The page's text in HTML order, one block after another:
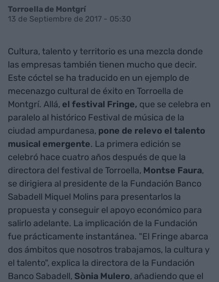
Torroella de Montgrí
13 de Septiembre de 2017 - 05:30
Cultura, talento y territorio es una mezcla donde
las empresas también tienen mucho que decir.
Este cóctel se ha traducido en un ejemplo de
mecenazgo cultural de éxito en Torroella de
Montgrí. Allá, el festival Fringe, que se celebra en
paralelo al histórico Festival de música de la
ciudad ampurdanesa, pone de relevo el talento
musical emergente. La primera edición se
celebró hace cuatro años después de que la
directora del festival de Torroella, Montse Faura,
se dirigiera al presidente de la Fundación Banco
Sabadell Miquel Molins para presentarlos la
propuesta y conseguir el apoyo económico para
salirlo adelante. La implicación de la Fundación
fue prácticamente instantánea. "El Fringe abarca
dos ámbitos que nosotros trabajamos, la cultura y
el talento", explica la directora de la Fundación
Banco Sabadell, Sònia Mulero, añadiendo que el